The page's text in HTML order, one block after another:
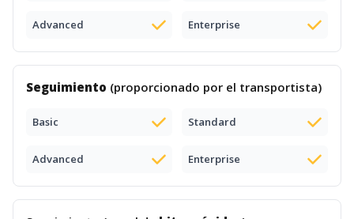
Advanced Enterprise
Seguimiento (proporcionado por el transportista)
Basic Standard
Advanced Enterprise